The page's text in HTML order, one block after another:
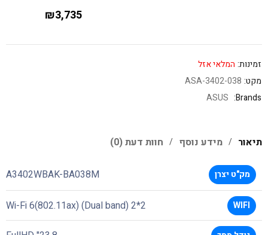
₪3,735
זמינות: המלאי אזל
מקט: ASA-3402-038
Brands:
ASUS
תיאור מידע נוסף חוות דעת (0)
מק"ט יצרן A3402WBAK-BA038M
WIFI
Wi-Fi 6(802.11ax) (Dual band) 2*2